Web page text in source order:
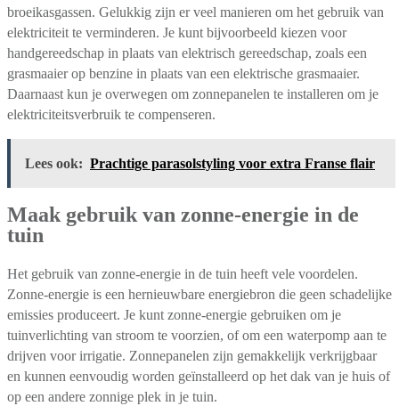
broeikasgassen. Gelukkig zijn er veel manieren om het gebruik van
elektriciteit te verminderen. Je kunt bijvoorbeeld kiezen voor
handgereedschap in plaats van elektrisch gereedschap, zoals een
grasmaaier op benzine in plaats van een elektrische grasmaaier.
Daarnaast kun je overwegen om zonnepanelen te installeren om je
elektriciteitsverbruik te compenseren.
Lees ook: Prachtige parasolstyling voor extra Franse flair
Maak gebruik van zonne-energie in de
tuin
Het gebruik van zonne-energie in de tuin heeft vele voordelen.
Zonne-energie is een hernieuwbare energiebron die geen schadelijke
emissies produceert. Je kunt zonne-energie gebruiken om je
tuinverlichting van stroom te voorzien, of om een waterpomp aan te
drijven voor irrigatie. Zonnepanelen zijn gemakkelijk verkrijgbaar
en kunnen eenvoudig worden geïnstalleerd op het dak van je huis of
op een andere zonnige plek in je tuin.